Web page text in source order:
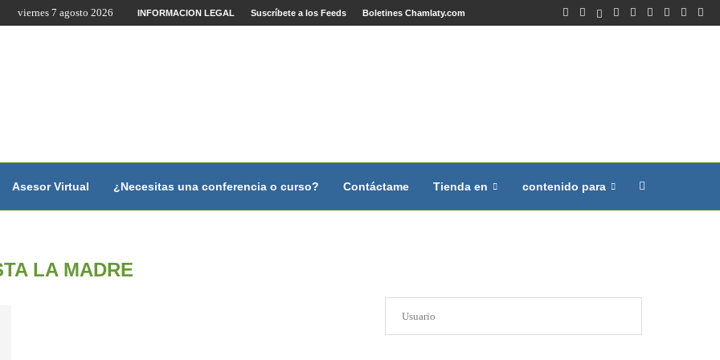
por Internet y Videoconferencia.
viernes 7 agosto 2026 INFORMACION LEGAL Suscríbete a los Feeds Boletines Chamlaty.com
Asesor Virtual ¿Necesitas una conferencia o curso? Contáctame Tienda en contenido para
LA MADRE